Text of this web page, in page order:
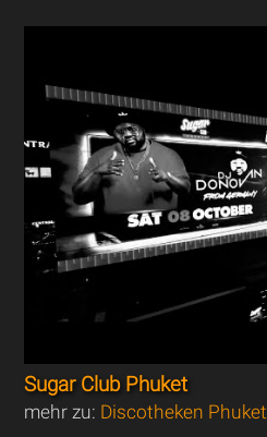
Sugar Club Phuket
mehr zu: Discotheken Phuket